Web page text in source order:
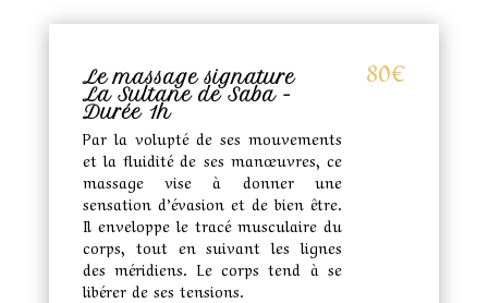
Le massage signature
La Sultane de Saba -
Durée 1h
Par la volupté de ses mouvements
et la fluidité de ses manœuvres, ce
massage vise à donner une
sensation d’évasion et de bien être.
Il enveloppe le tracé musculaire du
corps, tout en suivant les lignes
des méridiens. Le corps tend à se
libérer de ses tensions.
80€